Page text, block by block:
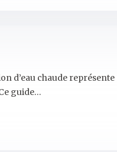
d’eau chaude
guide…